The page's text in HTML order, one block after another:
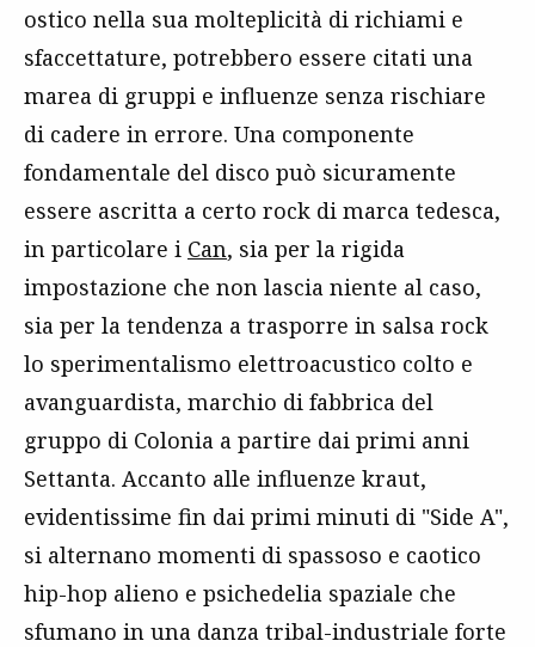
ostico nella sua molteplicità di richiami e
sfaccettature, potrebbero essere citati una
marea di gruppi e influenze senza rischiare
di cadere in errore. Una componente
fondamentale del disco può sicuramente
essere ascritta a certo rock di marca tedesca,
in particolare i Can, sia per la rigida
impostazione che non lascia niente al caso,
sia per la tendenza a trasporre in salsa rock
lo sperimentalismo elettroacustico colto e
avanguardista, marchio di fabbrica del
gruppo di Colonia a partire dai primi anni
Settanta. Accanto alle influenze kraut,
evidentissime fin dai primi minuti di "Side A",
si alternano momenti di spassoso e caotico
hip-hop alieno e psichedelia spaziale che
sfumano in una danza tribal-industriale forte